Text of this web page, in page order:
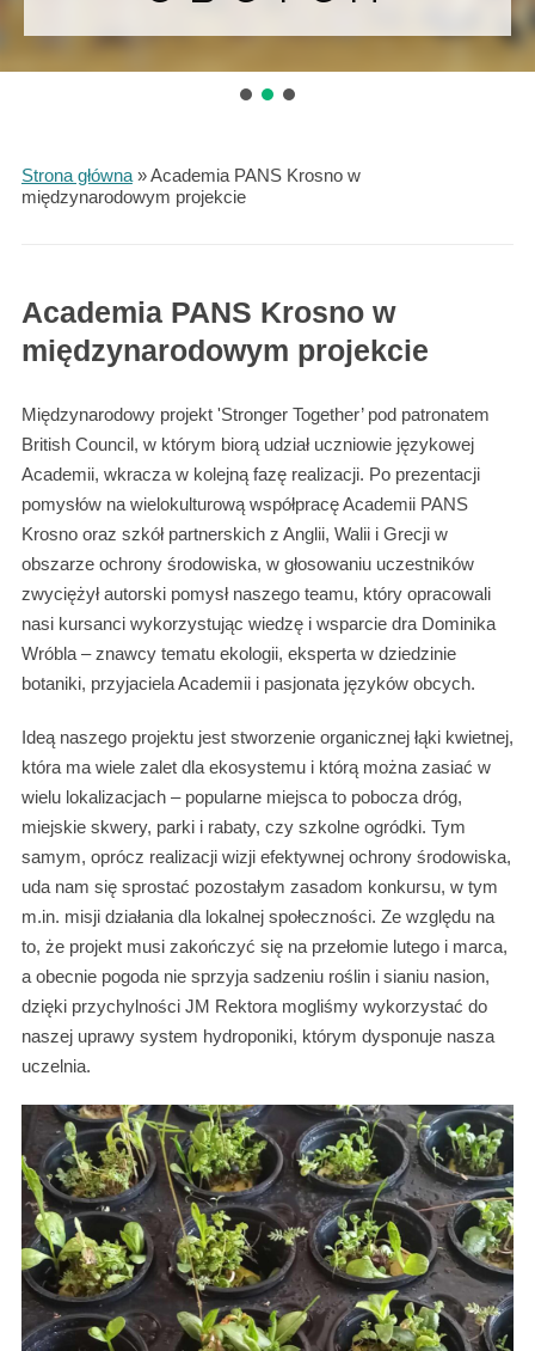
Strona główna»Academia PANS Krosno w
międzynarodowym projekcie
Academia PANS Krosno w
międzynarodowym projekcie
Międzynarodowy projekt 'Stronger Together’ pod patronatem
British Council, w którym biorą udział uczniowie językowej
Academii, wkracza w kolejną fazę realizacji. Po prezentacji
pomysłów na wielokulturową współpracę Academii PANS
Krosno oraz szkół partnerskich z Anglii, Walii i Grecji w
obszarze ochrony środowiska, w głosowaniu uczestników
zwyciężył autorski pomysł naszego teamu, który opracowali
nasi kursanci wykorzystując wiedzę i wsparcie dra Dominika
Wróbla – znawcy tematu ekologii, eksperta w dziedzinie
botaniki, przyjaciela Academii i pasjonata języków obcych.
Ideą naszego projektu jest stworzenie organicznej łąki kwietnej,
która ma wiele zalet dla ekosystemu i którą można zasiać w
wielu lokalizacjach – popularne miejsca to pobocza dróg,
miejskie skwery, parki i rabaty, czy szkolne ogródki. Tym
samym, oprócz realizacji wizji efektywnej ochrony środowiska,
uda nam się sprostać pozostałym zasadom konkursu, w tym
m.in. misji działania dla lokalnej społeczności. Ze względu na
to, że projekt musi zakończyć się na przełomie lutego i marca,
a obecnie pogoda nie sprzyja sadzeniu roślin i sianiu nasion,
dzięki przychylności JM Rektora mogliśmy wykorzystać do
naszej uprawy system hydroponiki, którym dysponuje nasza
uczelnia.